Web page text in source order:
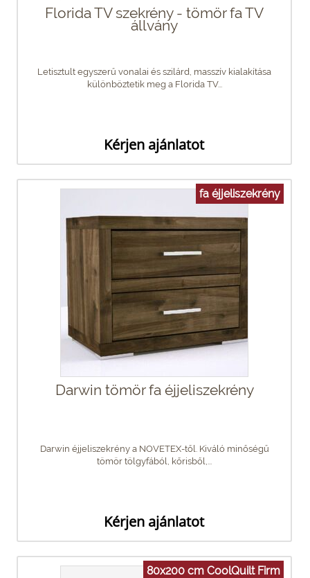
Florida TV szekrény - tömör fa TV
állvány
Letisztult egyszerű vonalai és szilárd, masszív kialakítása
különböztetik meg a Florida TV...
Kérjen ajánlatot
fa éjjeliszekrény
Darwin tömör fa éjjeliszekrény
Darwin éjjeliszekrény a NOVETEX-től. Kiváló minőségű
tömör tölgyfából, kőrisből,...
Kérjen ajánlatot
80x200 cm CoolQuilt Firm